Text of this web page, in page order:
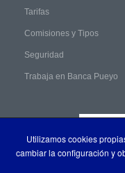
Tarifas
Comisiones y Tipos
Seguridad
Trabaja en Banca Pueyo
Utilizamos cookies
cambiar la configuración y